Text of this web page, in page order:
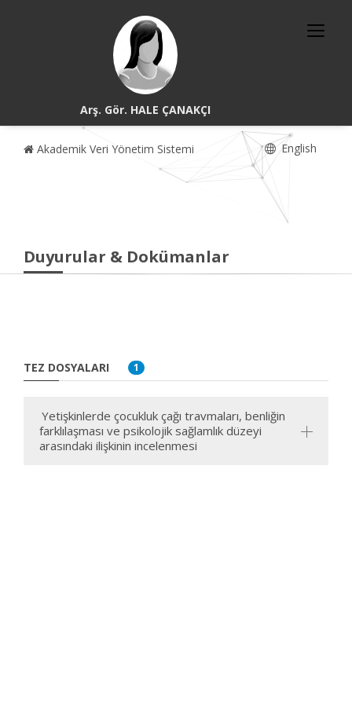
Arş. Gör. HALE ÇANAKÇI
Akademik Veri Yönetim Sistemi English
Duyurular & Dokümanlar
TEZ DOSYALARI 1
Yetişkinlerde çocukluk çağı travmaları, benliğin
farklılaşması ve psikolojik sağlamlık düzeyi
arasındaki ilişkinin incelenmesi